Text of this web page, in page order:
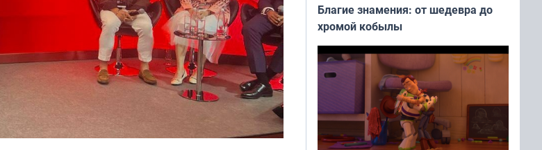
Благие знамения: от шедевра до
хромой кобылы